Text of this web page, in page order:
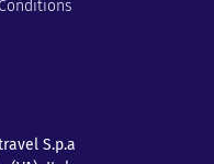
S.p.a